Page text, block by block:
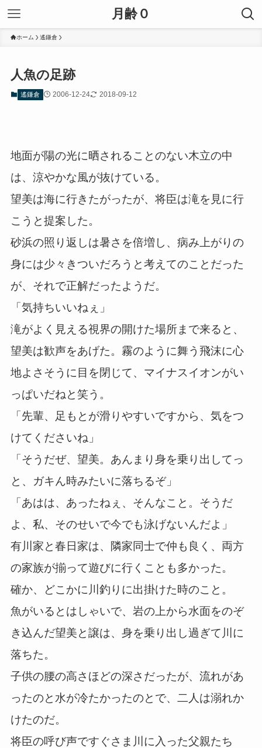
月齢０
ホーム 遙鎌倉
人魚の足跡
遙鎌倉 2006-12-24 2018-09-12
地面が陽の光に晒されることのない木立の中
は、涼やかな風が抜けている。
望美は海に行きたがったが、将臣は滝を見に行
こうと提案した。
砂浜の照り返しは暑さを倍増し、病み上がりの
身には少々きついだろうと考えてのことだった
が、それで正解だったようだ。
「気持ちいいねぇ」
滝がよく見える視界の開けた場所まで来ると、
望美は歓声をあげた。霧のように舞う飛沫に心
地よさそうに目を閉じて、マイナスイオンがい
っぱいだねと笑う。
「先輩、足もとが滑りやすいですから、気をつ
けてくださいね」
「そうだぜ、望美。あんまり身を乗り出してっ
と、ガキん時みたいに落ちるぞ」
「あはは、あったねぇ、そんなこと。そうだ
よ、私、そのせいで今でも泳げないんだよ」
有川家と春日家は、隣家同士で仲も良く、両方
の家族が揃って遊びに行くことも多かった。
確か、どこかに川釣りに出掛けた時のこと。
魚がいるとはしゃいで、岩の上から水面をのぞ
き込んだ望美と譲は、身を乗り出し過ぎて川に
落ちた。
子供の腰の高さほどの深さだったが、流れがあ
ったのと水が冷たかったのとで、二人は溺れか
けたのだ。
将臣の呼び声ですぐさま川に入った父親たち